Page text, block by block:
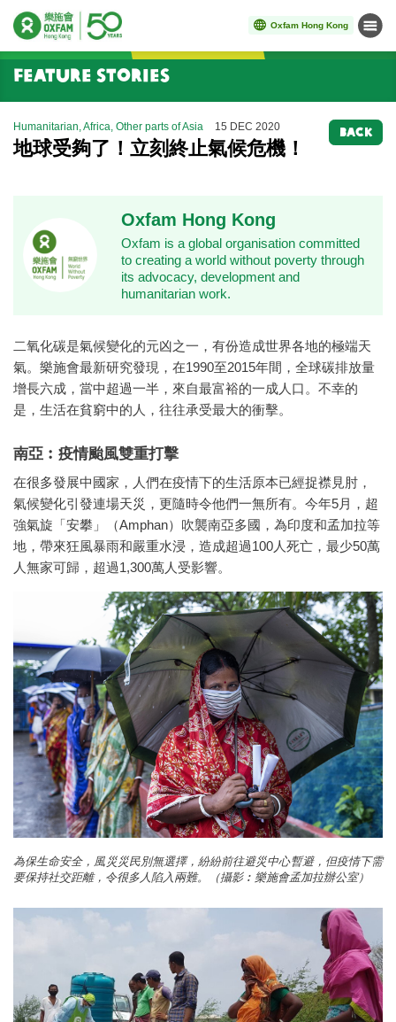
Oxfam Hong Kong Menu
Start main content
Feature Stories
Humanitarian, Africa, Other parts of Asia 15 DEC 2020
地球受夠了！立刻終止氣候危機！
BACK
Oxfam Hong Kong
Oxfam is a global organisation committed
to creating a world without poverty through
its advocacy, development and
humanitarian work.
二氧化碳是氣候變化的元凶之一，有份造成世界各地的極端天
氣。樂施會最新研究發現，在1990至2015年間，全球碳排放量
增長六成，當中超過一半，來自最富裕的一成人口。不幸的
是，生活在貧窮中的人，往往承受最大的衝擊。
南亞︰疫情颱風雙重打擊
在很多發展中國家，人們在疫情下的生活原本已經捉襟見肘，
氣候變化引發連場天災，更隨時令他們一無所有。今年5月，超
強氣旋「安攀」（Amphan）吹襲南亞多國，為印度和孟加拉等
地，帶來狂風暴雨和嚴重水浸，造成超過100人死亡，最少50萬
人無家可歸，超過1,300萬人受影響。
為保生命安全，風災災民別無選擇，紛紛前往避災中心暫避，但疫情下需
要保持社交距離，令很多人陷入兩難。（攝影︰樂施會孟加拉辦公室）